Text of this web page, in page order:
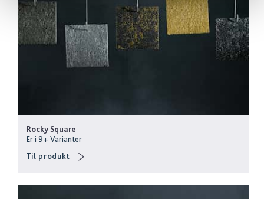
Rocky Square
Er i 9+Varianter
Til produkt